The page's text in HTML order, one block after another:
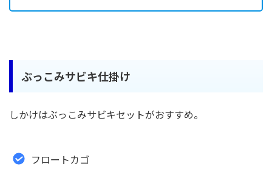
ぶっこみサビキ仕掛け
しかけはぶっこみサビキセットがおすすめ。
フロートカゴ